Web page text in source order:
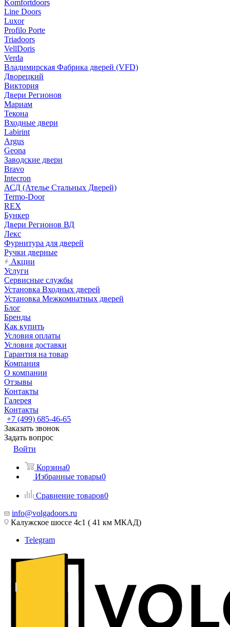
Komfortdoors
Line Doors
Luxor
Profilo Porte
Triadoors
VellDoris
Verda
Владимирская Фабрика дверей (VFD)
Дворецкий
Виктория
Двери Регионов
Мариам
Текона
Входные двери
Labirint
Argus
Geona
Заводские двери
Bravo
Intecron
АСД (Ателье Стальных Дверей)
Termo-Door
REX
Бункер
Двери Регионов ВД
Лекс
Фурнитура для дверей
Ручки дверные
Акции
Услуги
Сервисные службы
Установка Входных дверей
Установка Межкомнатных дверей
Блог
Бренды
Как купить
Условия оплаты
Условия доставки
Гарантия на товар
Компания
О компании
Отзывы
Контакты
Галерея
Контакты
+7 (499) 685-46-65
Заказать звонок
Задать вопрос
Войти
Корзина0
Избранные товары0
Сравнение товаров0
info@volgadoors.ru
Калужское шоссе 4с1 ( 41 км МКАД)
Telegram